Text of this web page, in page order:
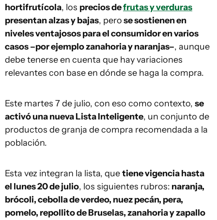
hortifrutícola, los precios defrutas y verduras
presentan alzas y bajas, perose sostienen en
niveles ventajosos para el consumidor en varios
casos –por ejemplo zanahoria y naranjas–, aunque
debe tenerse en cuenta que hay variaciones
relevantes con base en dónde se haga la compra.
Este martes 7 de julio, con eso como contexto, se
activó una nueva Lista Inteligente, un conjunto de
productos de granja de compra recomendada a la
población.
Esta vez integran la lista, quetiene vigencia hasta
el lunes 20 de julio, los siguientes rubros: naranja,
brócoli, cebolla de verdeo, nuez pecán, pera,
pomelo, repollito de Bruselas, zanahoria y zapallo